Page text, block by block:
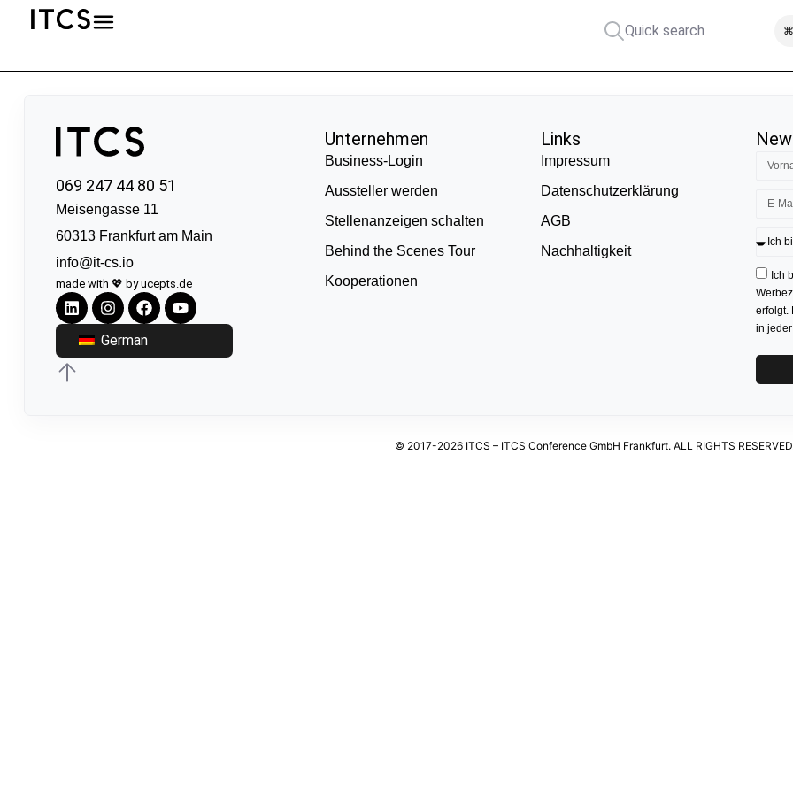
Quick search
069 247 44 80 51
Meisengasse 11
60313 Frankfurt am Main
info@it-cs.io
made with 💖 by ucepts.de
German
Unternehmen
Business-Login
Aussteller werden
Stellenanzeigen schalten
Behind the Scenes Tour
Kooperationen
Links
Impressum
Datenschutzerklärung
AGB
Nachhaltigkeit
Ich
erfolgt.
in
© 2017-2026 ITCS – ITCS Conference GmbH Frankfurt. ALL RIGHTS